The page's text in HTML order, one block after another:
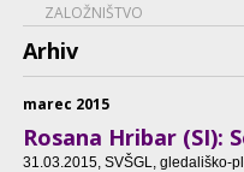
ZALOŽNIŠTVO
Arhiv
marec 2015
Rosana Hribar (SI):
31.03.2015, SVŠGL, gledališko-